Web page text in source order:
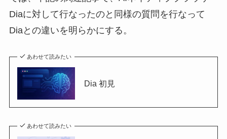
Diaに対して行なったのと同様の質問を行なって
Diaとの違いを明らかにする。
あわせて読みたい
Dia 初見
あわせて読みたい